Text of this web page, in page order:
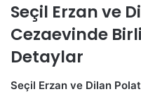
Seçil Erzan ve
Cezaevinde
Detaylar
Seçil Erzan ve Dilan